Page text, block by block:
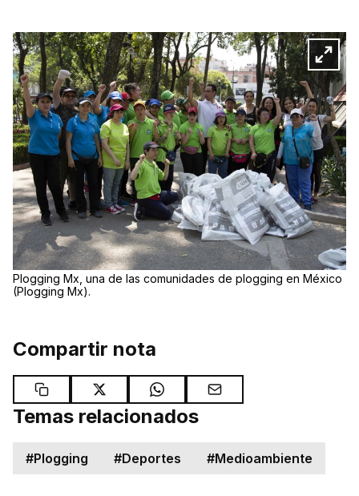
Plogging Mx, una de las comunidades de plogging en México
(Plogging Mx).
Compartir nota
Temas relacionados
#Plogging #Deportes #Medioambiente